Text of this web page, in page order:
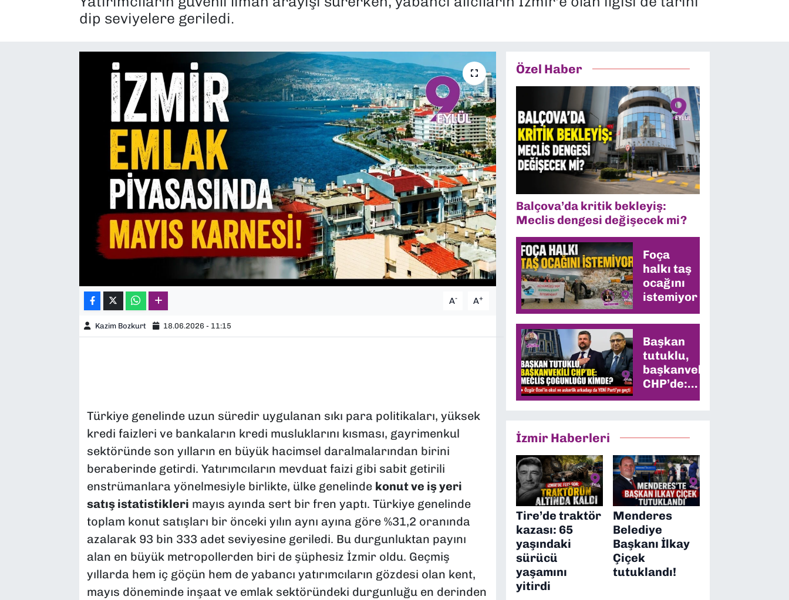
dip seviyelere geriledi.
A- A+
Kazim Bozkurt 18.06.2026 - 11:15
Türkiye genelinde uzun süredir uygulanan sıkı para politikaları, yüksek
kredi faizleri ve bankaların kredi musluklarını kısması, gayrimenkul
sektöründe son yılların en büyük hacimsel daralmalarından birini
beraberinde getirdi. Yatırımcıların mevduat faizi gibi sabit getirili
enstrümanlara yönelmesiyle birlikte, ülke genelinde konut ve iş yeri
satış istatistikleri mayıs ayında sert bir fren yaptı. Türkiye genelinde
toplam konut satışları bir önceki yılın aynı ayına göre %31,2 oranında
azalarak 93 bin 333 adet seviyesine geriledi. Bu durgunluktan payını
alan en büyük metropollerden biri de şüphesiz İzmir oldu. Geçmiş
yıllarda hem iç göçün hem de yabancı yatırımcıların gözdesi olan kent,
mayıs döneminde inşaat ve emlak sektöründeki durgunluğu en derinden
Özel Haber
Balçova’da kritik bekleyiş:
Meclis dengesi değişecek mi?
Foça
halkı taş
ocağını
istemiyor
Başkan
tutuklu,
başkanvekili
CHP’de:
Meclis
İzmir Haberleri
Tire’de traktör
kazası: 65
yaşındaki
sürücü
yaşamını
yitirdi
Menderes
Belediye
Başkanı İlkay
Çiçek
tutuklandı!
YEREL YÖNETİMLER